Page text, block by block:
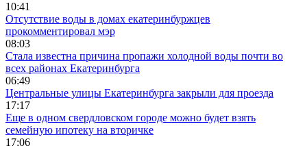
10:41
Отсутствие воды в домах екатеринбуржцев
прокомментировал мэр
08:03
Стала известна причина пропажи холодной воды почти во
всех районах Екатеринбурга
06:49
Центральные улицы Екатеринбурга закрыли для проезда
17:17
Еще в одном свердловском городе можно будет взять
семейную ипотеку на вторичке
17:06